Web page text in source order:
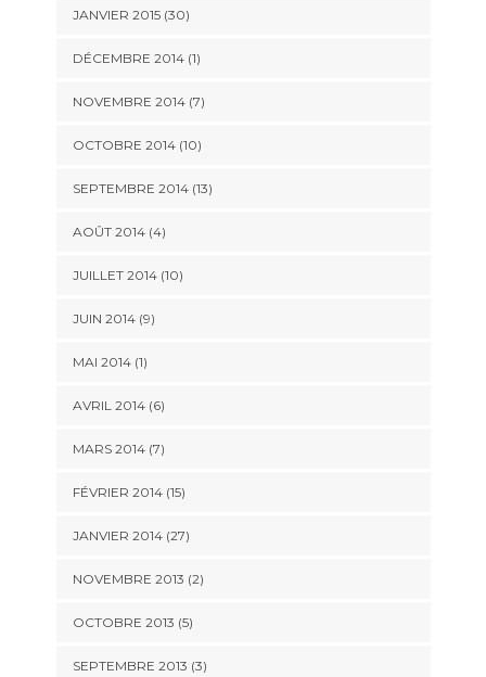
JANVIER 2015 (30)
DÉCEMBRE 2014 (1)
NOVEMBRE 2014 (7)
OCTOBRE 2014 (10)
SEPTEMBRE 2014 (13)
AOÛT 2014 (4)
JUILLET 2014 (10)
JUIN 2014 (9)
MAI 2014 (1)
AVRIL 2014 (6)
MARS 2014 (7)
FÉVRIER 2014 (15)
JANVIER 2014 (27)
NOVEMBRE 2013 (2)
OCTOBRE 2013 (5)
SEPTEMBRE 2013 (3)